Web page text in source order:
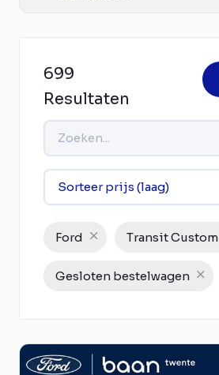
699
Resultaten
Ford Transit Custom
Gesloten bestelwagen